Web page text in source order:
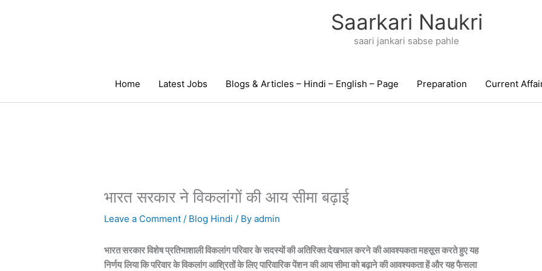
Saarkari Naukri
saari jankari sabse pahle
Home Latest Jobs Blogs & Articles – Hindi – English – Page Preparation Current
भारत सरकार ने विकलांगों की आय सीमा बढ़ाई
Leave a Comment / Blog Hindi / Byadmin
भारत सरकार विशेष प्रतिभाशाली विकलांग परिवार के सदस्यों की अतिरिक्त देखभाल करने की आवश्यकता महसूस करते हुए यह
निर्णय लिया किपरिवार केविकलांग आश्रितोंके लिएपारिवारिक पेंशन की आय सीमा कोबढ़ानेकी आवश्यकताहेंऔरयहफैसला